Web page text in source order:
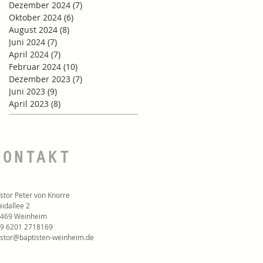
Dezember 2024 (7)
Oktober 2024 (6)
August 2024 (8)
Juni 2024 (7)
April 2024 (7)
Februar 2024 (10)
Dezember 2023 (7)
Juni 2023 (9)
April 2023 (8)
Peter von Knorre
2
Weinheim
6201 2718169‬
weinheim.de